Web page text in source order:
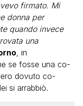
firmato. Mi
donna per
quando invece
una
, in
se fosse una co-
dovuto co-
si arrabbiò.